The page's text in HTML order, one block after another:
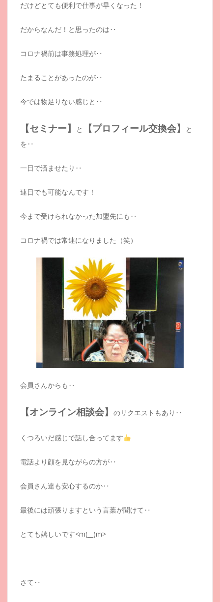
だけどとても便利で仕事が早くなった！
だからなんだ！と思ったのは‥
コロナ禍前は事務処理が‥
たまることがあったのが‥
今では物足りない感じと‥
【セミナー】 と 【プロフィール交換会】
と
を‥
一日で済ませたり‥
連日でも可能なんです！
今まで受けられなかった加盟先にも‥
コロナ禍では常連になりました（笑）
会員さんからも‥
【オンライン相談会】 のリクエストもあり‥
くつろいだ感じで話し合ってます
電話より顔を見ながらの方が‥
会員さん達も安心するのか‥
最後には頑張りますという言葉が聞けて‥
とても嬉しいです<m(__)m>
さて‥